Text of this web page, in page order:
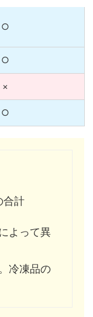
○
○
×
○
計
よって異
冷凍品の